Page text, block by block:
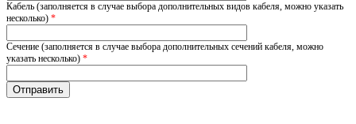
Кабель (заполняется в случае выбора дополнительных видов кабеля, можно указать
несколько) *
Сечение (заполняется в случае выбора дополнительных сечений кабеля, можно
указать несколько) *